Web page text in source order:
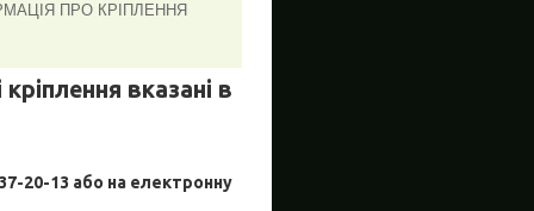
ПРО КРІПЛЕННЯ
вказані в
13 або на електронну